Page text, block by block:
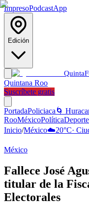
ImpresoPodcastApp
Edición
Quinta
Quintana Roo
Suscríbete gratis
PortadaPoliciaca 🌀
RooMéxicoPolítica
Inicio/México☁️20°C·
México
Fallece José
titular de la
Electorales